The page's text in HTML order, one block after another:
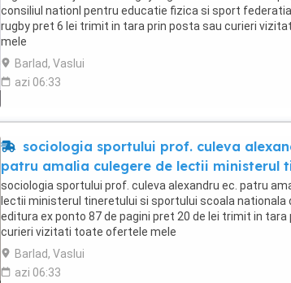
consiliul nationl pentru educatie fizica si sport
rugby pret 6 lei trimit in tara prin posta sau curieri
mele
Barlad, Vaslui
azi 06:33
sociologia sportului prof. culeva
patru amalia culegere de lectii ministerul
sociologia sportului prof. culeva alexandru ec. patru
lectii ministerul tineretului si sportului scoala nationala
editura ex ponto 87 de pagini pret 20 de lei trimit in tara
curieri vizitati toate ofertele mele
Barlad, Vaslui
azi 06:33